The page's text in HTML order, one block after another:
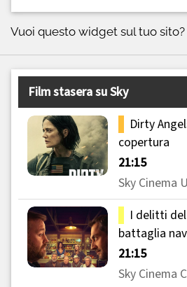
Vuoi questo widget sul tuo sito?